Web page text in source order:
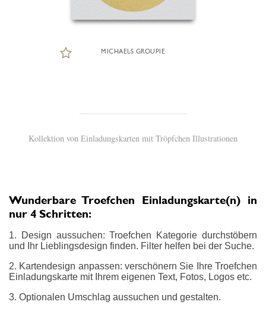
MICHAELS GROUPIE
Kollektion von Einladungskarten mit Tröpfchen Illustrationen
Wunderbare Troefchen Einladungskarte(n) in
nur 4 Schritten:
1. Design aussuchen: Troefchen Kategorie durchstöbern
und Ihr Lieblingsdesign finden. Filter helfen bei der Suche.
2. Kartendesign anpassen: verschönern Sie Ihre Troefchen
Einladungskarte mit Ihrem eigenen Text, Fotos, Logos etc.
3. Optionalen Umschlag aussuchen und gestalten.